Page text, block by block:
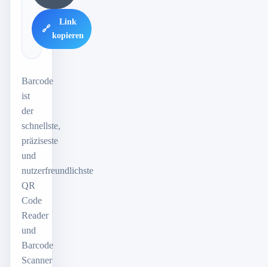
🔗
Link
kopieren
Barcode
ist
der
schnellste,
präziseste
und
nutzerfreundlichste
QR
Code
Reader
und
Barcode
Scanner